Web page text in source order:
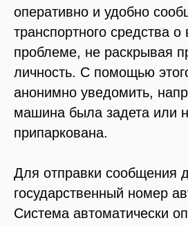
оперативно и удобно
транспортного средства о
проблеме, не раскрывая
личность. С помощью
анонимно уведомить,
машина была задета или
припаркована.
Для отправки сообщения
государственный номер
Система автоматически